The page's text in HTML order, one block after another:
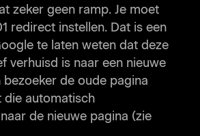
zeker geen ramp. Je moet
redirect instellen. Dat is een
te laten weten dat deze
verhuisd is naar een nieuwe
bezoeker de oude pagina
die automatisch
de nieuwe pagina (zie